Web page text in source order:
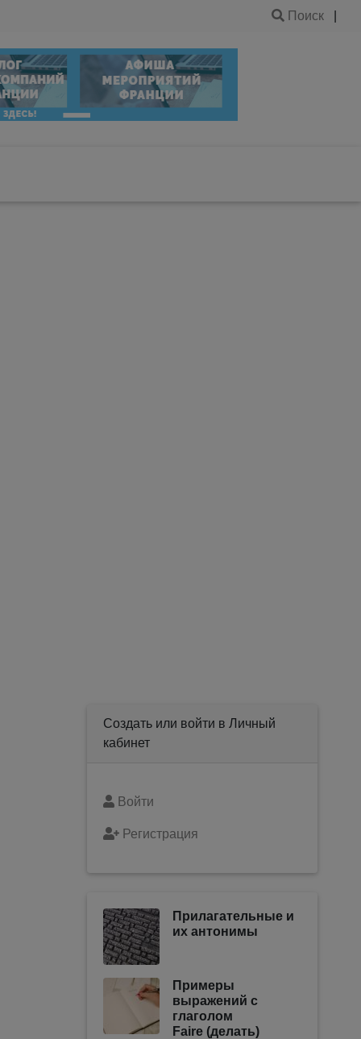
Поиск
Создать или войти в Личный
кабинет
Войти
Регистрация
Прилагательные и
их антонимы
Примеры
выражений с
глаголом
Faire (делать)